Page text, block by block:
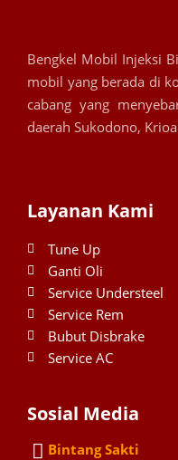
Bengkel Mobil Injeksi
mobil yang berada di
cabang yang
daerah Sukodono,
Layanan Kami
Tune Up
Ganti Oli
Service Understeel
Service Rem
Bubut Disbrake
Service AC
Sosial Media
Bintang Sakti